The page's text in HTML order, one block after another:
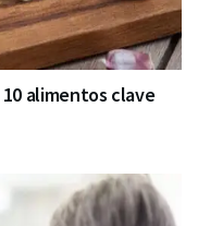
alimentos clave